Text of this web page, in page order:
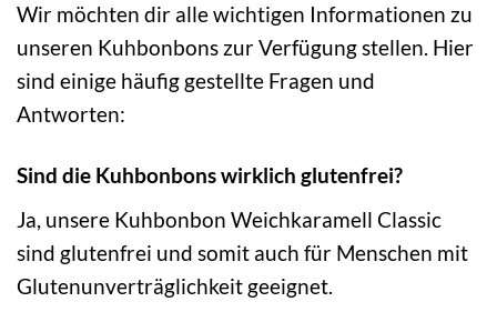
Wir möchten dir alle wichtigen Informationen zu
unseren Kuhbonbons zur Verfügung stellen. Hier
sind einige häufig gestellte Fragen und
Antworten:
Sind die Kuhbonbons wirklich glutenfrei?
Ja, unsere Kuhbonbon Weichkaramell Classic
sind glutenfrei und somit auch für Menschen mit
Glutenunverträglichkeit geeignet.